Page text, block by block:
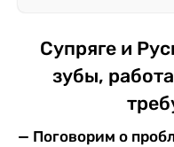
Супряге и
зубы,
— Поговорим о